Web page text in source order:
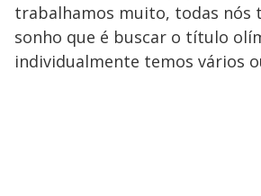
trabalhamos muito, todas nós
sonho que é buscar o título
individualmente temos vários